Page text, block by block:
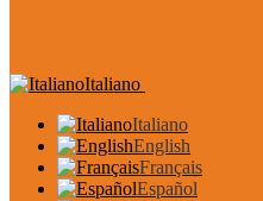
Italiano
Italiano
English
Français
Español